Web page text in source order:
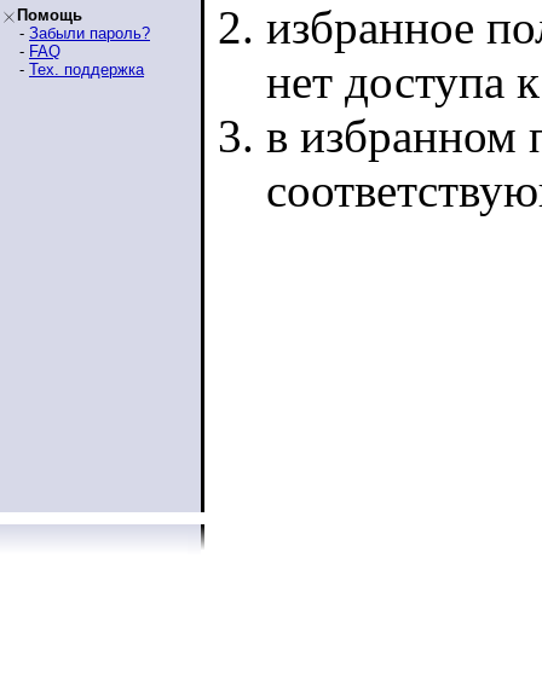
Помощь
- Забыли пароль?
- FAQ
- Тех. поддержка
избранное
нет доступа
в избранном